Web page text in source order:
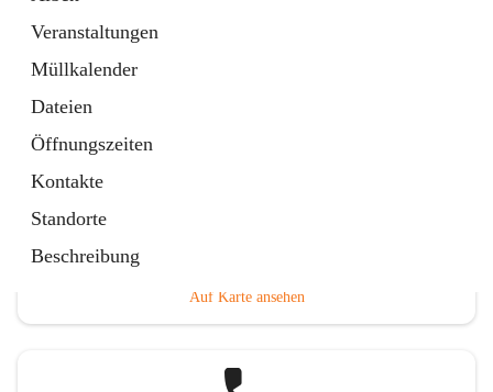
Veranstaltungen
Müllkalender
Dateien
Öffnungszeiten
Kontakte
Standorte
Beschreibung
Auf Karte ansehen